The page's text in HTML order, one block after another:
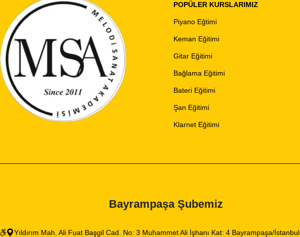
POPÜLER KURSLARIMIZ
Piyano Eğtimi
Keman Eğitimi
Gitar Eğitimi
Bağlama Eğitimi
Bateri Eğitimi
Şan Eğitimi
Klarnet Eğitimi
Bayrampaşa Şubemiz
Yıldırım Mah. Ali Fuat Başgil Cad. No: 3 Muhammet Ali İşhanı Kat: 4 Bayrampaşa/İstanbul